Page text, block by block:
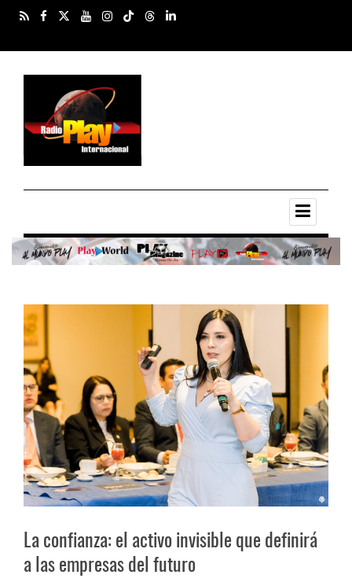
La confianza: el activo invisible que definirá
a las empresas del futuro